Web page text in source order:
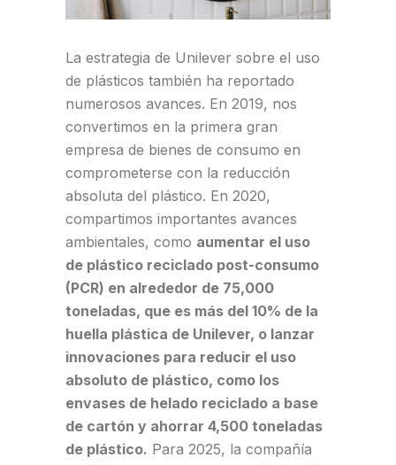
La estrategia de Unilever sobre el uso
de plásticos también ha reportado
numerosos avances. En 2019, nos
convertimos en la primera gran
empresa de bienes de consumo en
comprometerse con la reducción
absoluta del plástico. En 2020,
compartimos importantes avances
ambientales, como aumentar el uso
de plástico reciclado post-consumo
(PCR) en alrededor de 75,000
toneladas, que es más del 10% de la
huella plástica de Unilever, o lanzar
innovaciones para reducir el uso
absoluto de plástico, como los
envases de helado reciclado a base
de cartón y ahorrar 4,500 toneladas
de plástico. Para 2025, la compañía